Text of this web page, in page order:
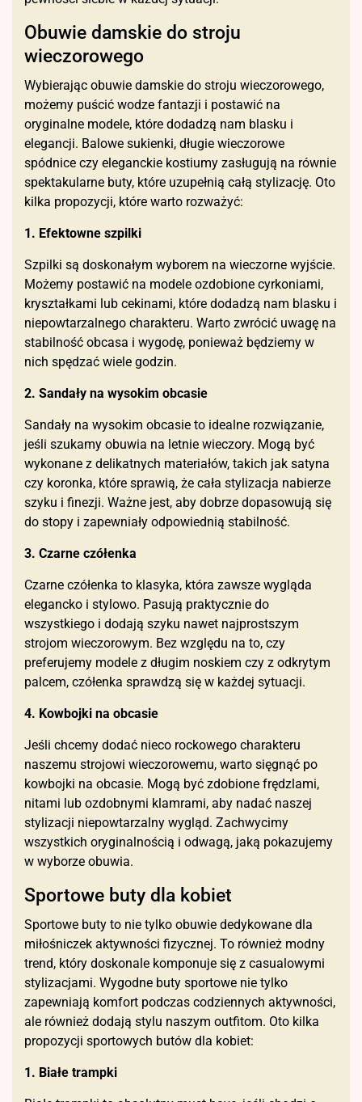
Obuwie damskie do stroju
wieczorowego
Wybierając obuwie damskie do stroju wieczorowego,
możemy puścić wodze fantazji i postawić na
oryginalne modele, które dodadzą nam blasku i
elegancji. Balowe sukienki, długie wieczorowe
spódnice czy eleganckie kostiumy zasługują na równie
spektakularne buty, które uzupełnią całą stylizację. Oto
kilka propozycji, które warto rozważyć:
1. Efektowne szpilki
Szpilki są doskonałym wyborem na wieczorne wyjście.
Możemy postawić na modele ozdobione cyrkoniami,
kryształkami lub cekinami, które dodadzą nam blasku i
niepowtarzalnego charakteru. Warto zwrócić uwagę na
stabilność obcasa i wygodę, ponieważ będziemy w
nich spędzać wiele godzin.
2. Sandały na wysokim obcasie
Sandały na wysokim obcasie to idealne rozwiązanie,
jeśli szukamy obuwia na letnie wieczory. Mogą być
wykonane z delikatnych materiałów, takich jak satyna
czy koronka, które sprawią, że cała stylizacja nabierze
szyku i finezji. Ważne jest, aby dobrze dopasowują się
do stopy i zapewniały odpowiednią stabilność.
3. Czarne czółenka
Czarne czółenka to klasyka, która zawsze wygląda
elegancko i stylowo. Pasują praktycznie do
wszystkiego i dodają szyku nawet najprostszym
strojom wieczorowym. Bez względu na to, czy
preferujemy modele z długim noskiem czy z odkrytym
palcem, czółenka sprawdzą się w każdej sytuacji.
4. Kowbojki na obcasie
Jeśli chcemy dodać nieco rockowego charakteru
naszemu strojowi wieczorowemu, warto sięgnąć po
kowbojki na obcasie. Mogą być zdobione frędzlami,
nitami lub ozdobnymi klamrami, aby nadać naszej
stylizacji niepowtarzalny wygląd. Zachwycimy
wszystkich oryginalnością i odwagą, jaką pokazujemy
w wyborze obuwia.
Sportowe buty dla kobiet
Sportowe buty to nie tylko obuwie dedykowane dla
miłośniczek aktywności fizycznej. To również modny
trend, który doskonale komponuje się z casualowymi
stylizacjami. Wygodne buty sportowe nie tylko
zapewniają komfort podczas codziennych aktywności,
ale również dodają stylu naszym outfitom. Oto kilka
propozycji sportowych butów dla kobiet:
1. Białe trampki